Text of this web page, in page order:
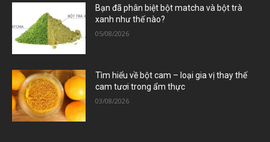
Bạn đã phân biệt bột matcha và bột trà
xanh như thế nào?
05/08/2026
Tìm hiểu về bột cam – loại gia vị thay thế
cam tươi trong ẩm thực
03/08/2026